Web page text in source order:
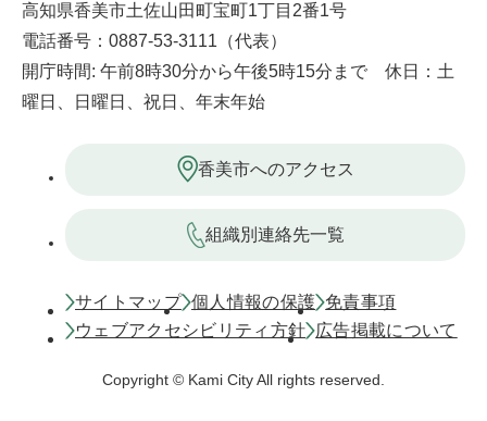
高知県香美市土佐山田町宝町1丁目2番1号
電話番号：0887-53-3111（代表）
開庁時間: 午前8時30分から午後5時15分まで 休日：土
曜日、日曜日、祝日、年末年始
香美市へのアクセス
組織別連絡先一覧
サイトマップ 個人情報の保護 免責事項
ウェブアクセシビリティ方針
広告掲載について
Copyright © Kami City All rights reserved.